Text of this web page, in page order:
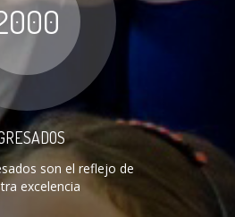
son el reflejo de
excelencia